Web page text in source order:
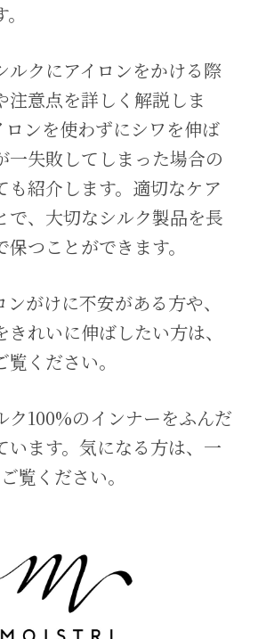
ルクにアイロンをかける際
注意点を詳しく解説しま
ロンを使わずにシワを伸ば
一失敗してしまった場合の
も紹介します。適切なケア
で、大切なシルク製品を長
つことができます。
がけに不安がある方や、
れいに伸ばしたい方は、
ください。
ク100%のインナーをふんだ
います。気になる方は、一
覧ください。